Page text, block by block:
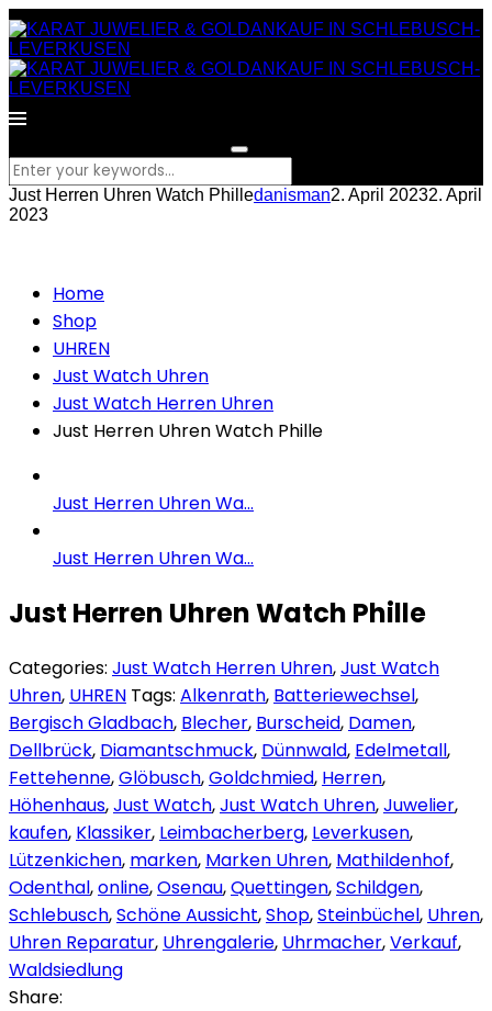
Just Herren Uhren Watch Philledanisman2. April 20232. April
2023
Home
Shop
UHREN
Just Watch Uhren
Just Watch Herren Uhren
Just Herren Uhren Watch Phille
Just Herren Uhren Wa...
Just Herren Uhren Wa...
Just Herren Uhren Watch Phille
Categories: Just Watch Herren Uhren,Just Watch
Uhren, UHREN Tags: Alkenrath, Batteriewechsel,
Bergisch Gladbach, Blecher, Burscheid, Damen,
Dellbrück, Diamantschmuck, Dünnwald, Edelmetall,
Fettehenne,Glöbusch,Goldchmied, Herren,
Höhenhaus,Just Watch,Just Watch Uhren,Juwelier,
kaufen, Klassiker, Leimbacherberg, Leverkusen,
Lützenkichen, marken, Marken Uhren, Mathildenhof,
Odenthal,online,Osenau,Quettingen,Schildgen,
Schlebusch,Schöne Aussicht,Shop,Steinbüchel, Uhren,
Uhren Reparatur, Uhrengalerie, Uhrmacher,Verkauf,
Waldsiedlung
Share: